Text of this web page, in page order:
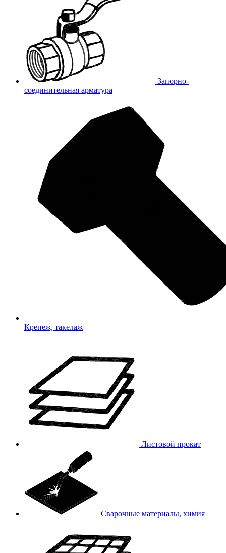
Запорно-
соединительная арматура
Крепеж, такелаж
Листовой прокат
Сварочные материалы, химия